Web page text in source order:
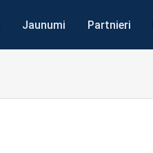
Jaunumi Partnieri